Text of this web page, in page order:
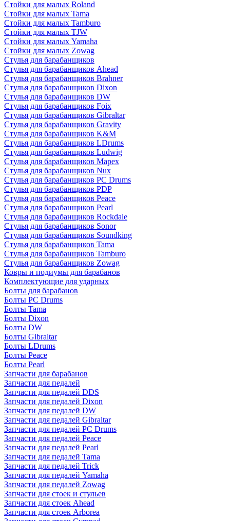
Стойки для малых Roland
Стойки для малых Tama
Стойки для малых Tamburo
Стойки для малых TJW
Стойки для малых Yamaha
Стойки для малых Zowag
Стулья для барабанщиков
Стулья для барабанщиков Ahead
Стулья для барабанщиков Brahner
Стулья для барабанщиков Dixon
Стулья для барабанщиков DW
Стулья для барабанщиков Foix
Стулья для барабанщиков Gibraltar
Стулья для барабанщиков Gravity
Стулья для барабанщиков K&M
Стулья для барабанщиков LDrums
Стулья для барабанщиков Ludwig
Стулья для барабанщиков Mapex
Стулья для барабанщиков Nux
Стулья для барабанщиков PC Drums
Стулья для барабанщиков PDP
Стулья для барабанщиков Peace
Стулья для барабанщиков Pearl
Стулья для барабанщиков Rockdale
Стулья для барабанщиков Sonor
Стулья для барабанщиков Soundking
Стулья для барабанщиков Tama
Стулья для барабанщиков Tamburo
Стулья для барабанщиков Zowag
Ковры и подиумы для барабанов
Комплектующие для ударных
Болты для барабанов
Болты PC Drums
Болты Tama
Болты Dixon
Болты DW
Болты Gibraltar
Болты LDrums
Болты Peace
Болты Pearl
Запчасти для барабанов
Запчасти для педалей
Запчасти для педалей DDS
Запчасти для педалей Dixon
Запчасти для педалей DW
Запчасти для педалей Gibraltar
Запчасти для педалей PC Drums
Запчасти для педалей Peace
Запчасти для педалей Pearl
Запчасти для педалей Tama
Запчасти для педалей Trick
Запчасти для педалей Yamaha
Запчасти для педалей Zowag
Запчасти для стоек и стульев
Запчасти для стоек Ahead
Запчасти для стоек Arborea